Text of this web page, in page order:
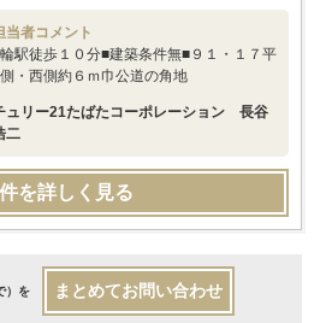
当者コメント
駅徒歩１０分■建築条件無■９１・１７平
・西側約６ｍ巾公道の角地
ュリー21たばたコーポレーション 長谷
二
を詳しく見る
）を まとめてお問い合わせ